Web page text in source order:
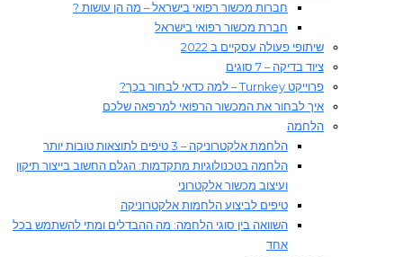
חברות מכשור רפואי בישראל – מה הן עושות ?
חברת מכשור רפואי בישראל
שיתופי פעולה עסקיים ב 2022
ציוד בדיקה – 7 סוגים
פרוייקט Turnkey – למה כדאי לבחור בכך?
איך לבחור את המכשור הרפואי למרפאה שלכם
הלחמה
הלחמת אלקטרוניקה – 3 טיפים לתוצאות טובות יותר
הלחמה בטכנולוגיות מתקדמות: הגלם החשוב בייצור תיקון
ועיצוב מכשור אלקטרוני
טיפים לביצוע הלחמות אלקטרוניקה
השוואה בין סוגי הלחמה: מה ההבדלים ומתי להשתמש בכל
אחד